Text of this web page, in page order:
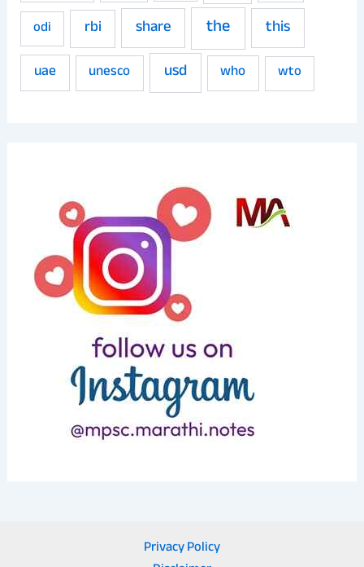
odi
rbi share the this
uae unesco usd who wto
Privacy Policy